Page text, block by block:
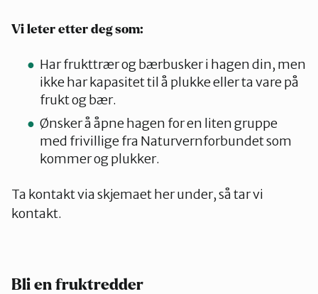
Vi leter etter deg som:
Har frukttrær og bærbusker i hagen din, men
ikke har kapasitet til å plukke eller ta vare på
frukt og bær.
Ønsker å åpne hagen for en liten gruppe
med frivillige fra Naturvernforbundet som
kommer og plukker.
Ta kontakt via skjemaet her under, så tar vi
kontakt.
Bli en fruktredder